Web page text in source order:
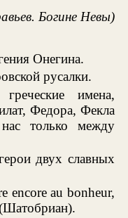
Богине Невы)
Онегина.
русалки.
имена,
Федора, Фекла
только между
двух славных
encore au bonheur,